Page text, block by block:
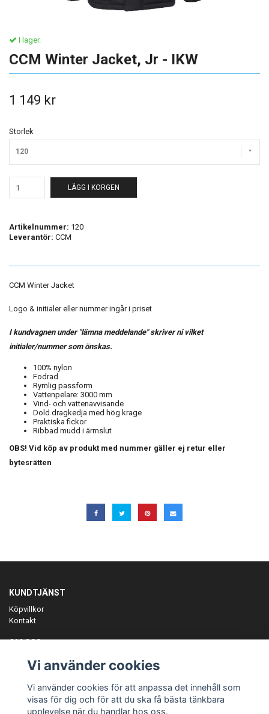
I lager.
CCM Winter Jacket, Jr - IKW
1 149 kr
Storlek
120
LÄGG I KORGEN
Artikelnummer: 120
Leverantör: CCM
CCM Winter Jacket
Logo & initialer eller nummer ingår i priset
I kundvagnen under "lämna meddelande" skriver ni vilket
initialer/nummer som önskas.
100% nylon
Fodrad
Rymlig passform
Vattenpelare: 3000 mm
Vind- och vattenavvisande
Dold dragkedja med hög krage
Praktiska fickor
Ribbad mudd i ärmslut
OBS! Vid köp av produkt med nummer gäller ej retur eller
bytesrätten
KUNDTJÄNST
Köpvillkor
Kontakt
OM OSS
ANMÄL DIG TILL VÅRT NYHETSBREV
Prenumerera
Vi använder cookies
Vi använder cookies för att anpassa det innehåll som
visas för dig och för att du ska få bästa tänkbara
upplevelse när du handlar hos oss.